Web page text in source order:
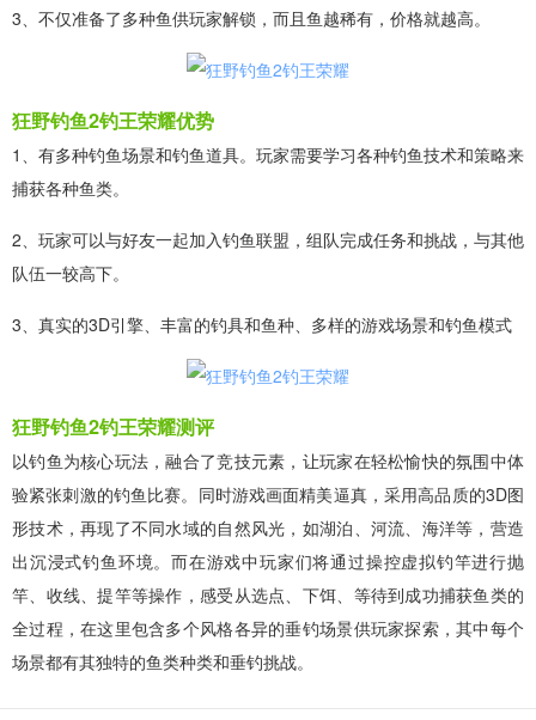
3、不仅准备了多种鱼供玩家解锁，而且鱼越稀有，价格就越高。
狂野钓鱼2钓王荣耀优势
1、有多种钓鱼场景和钓鱼道具。玩家需要学习各种钓鱼技术和策略来
捕获各种鱼类。
2、玩家可以与好友一起加入钓鱼联盟，组队完成任务和挑战，与其他
队伍一较高下。
3、真实的3D引擎、丰富的钓具和鱼种、多样的游戏场景和钓鱼模式
狂野钓鱼2钓王荣耀测评
以钓鱼为核心玩法，融合了竞技元素，让玩家在轻松愉快的氛围中体
验紧张刺激的钓鱼比赛。同时游戏画面精美逼真，采用高品质的3D图
形技术，再现了不同水域的自然风光，如湖泊、河流、海洋等，营造
出沉浸式钓鱼环境。而在游戏中玩家们将通过操控虚拟钓竿进行抛
竿、收线、提竿等操作，感受从选点、下饵、等待到成功捕获鱼类的
全过程，在这里包含多个风格各异的垂钓场景供玩家探索，其中每个
场景都有其独特的鱼类种类和垂钓挑战。